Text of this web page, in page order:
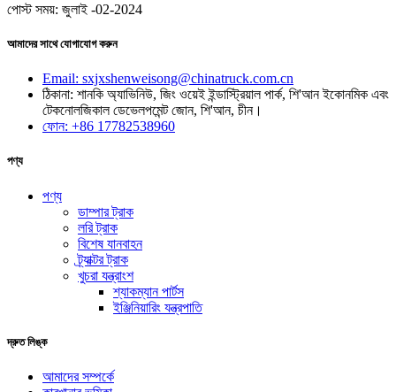
পোস্ট সময়: জুলাই -02-2024
আমাদের সাথে যোগাযোগ করুন
Email: sxjxshenweisong@chinatruck.com.cn
ঠিকানা: শানকি অ্যাভিনিউ, জিং ওয়েই ইন্ডাস্ট্রিয়াল পার্ক, শি'আন ইকোনমিক এবং
টেকনোলজিকাল ডেভেলপমেন্ট জোন, শি'আন, চীন।
ফোন: +86 17782538960
পণ্য
পণ্য
ডাম্পার ট্রাক
লরি ট্রাক
বিশেষ যানবাহন
ট্র্যাক্টর ট্রাক
খুচরা যন্ত্রাংশ
শ্যাকম্যান পার্টস
ইঞ্জিনিয়ারিং যন্ত্রপাতি
দ্রুত লিঙ্ক
আমাদের সম্পর্কে